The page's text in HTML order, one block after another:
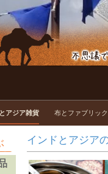
アジア雑貨 布とファブリック
インドとアジア